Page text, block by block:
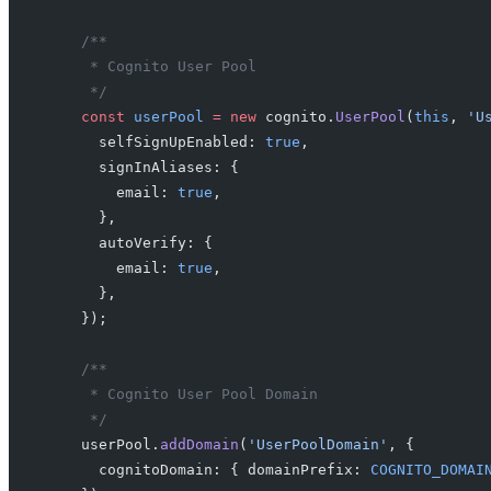
    /**
     * Cognito User Pool
     */
    const
userPool = new cognito. UserPool (this ,
      selfSignUpEnabled:
true ,
      signInAliases: {
        email:
true ,
      },
      autoVerify: {
        email:
true ,
      },
    });
    /**
     * Cognito User Pool Domain
     */
    userPool.
addDomain ( 'UserPoolDomain' , {
      cognitoDomain: { domainPrefix: